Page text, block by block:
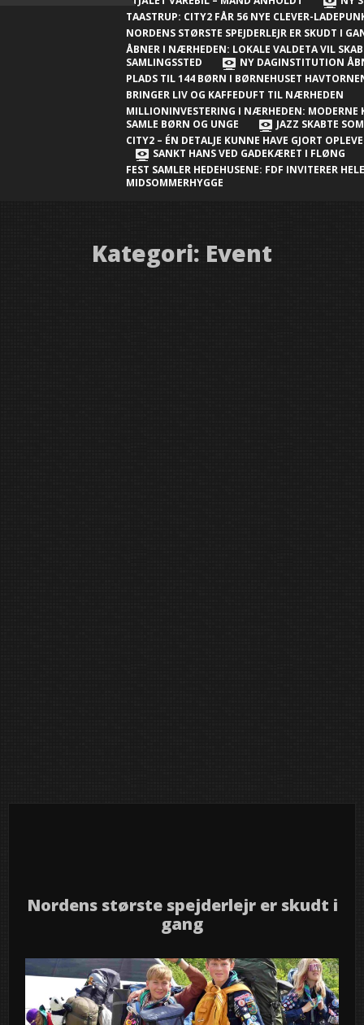
Ny millioninvestering i Nærheden:
Moderne klubhus skal samle børn og
unge
Jazz skabte sommerstemning i City2 –
én detalje kunne have gjort
oplevelsen endnu bedre
Sankt Hans ved gadekæret i Fløng
midsommerhygge
TAASTRUP: CITY2 FÅR 56 NYE CLEVER-
NORDENS STØRSTE SPEJDERLEJR ER SKUDT I
ÅBNER I NÆRHEDEN: LOKALE VALDETA VIL
SAMLINGSSTED
NY DAGINSTITUTION
PLADS TIL 144 BØRN I BØRNEHUSET
BRINGER LIV OG KAFFEDUFT TIL NÆRHEDEN
MILLIONINVESTERING I NÆRHEDEN: MODERNE
SAMLE BØRN OG UNGE
JAZZ SKABTE
CITY2 – ÉN DETALJE KUNNE HAVE GJORT
SANKT HANS VED GADEKÆRET I FLØNG
FEST SAMLER HEDEHUSENE: FDF INVITERER
MIDSOMMERHYGGE
Kategori: Event
Nordens største spejderlejr er skudt i
gang